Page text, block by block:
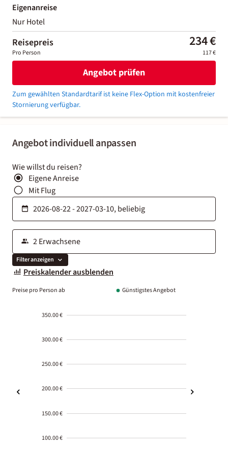
Angebot individuell anpassen
Wie willst du reisen?
Eigene Anreise
Mit Flug
Filter anzeigen
Preiskalender ausblenden
Preise pro Person ab Günstigstes Angebot
350.00 €
300.00 €
250.00 €
200.00 €
150.00 €
100.00 €
Eigenanreise
Nur Hotel
Reisepreis 234 €
Pro Person 117 €
Angebot prüfen
Zum gewählten Standardtarif ist keine Flex-Option mit kostenfreier
Stornierung verfügbar.